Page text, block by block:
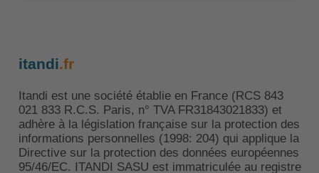
itandi.fr
Itandi est une société établie en France (RCS 843
021 833 R.C.S. Paris, n° TVA FR31843021833) et
adhère à la législation française sur la protection des
informations personnelles (1998: 204) qui applique la
Directive sur la protection des données européennes
95/46/EC. ITANDI SASU est immatriculée au registre